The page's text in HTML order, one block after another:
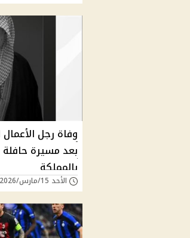
وفاة رجل
بعد مسيرة حافلة
بالمملكة
الأحد 15/مارس/2026 - 10:05 م